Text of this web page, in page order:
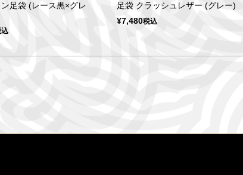
ン足袋 (レース黒×グレ
足袋 クラッシュレザー (グレー)
¥7,480税込